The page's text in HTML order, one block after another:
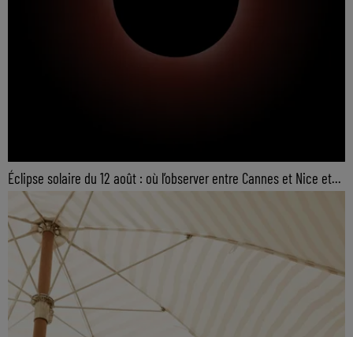
Éclipse solaire du 12 août : où l’observer entre Cannes et Nice et...